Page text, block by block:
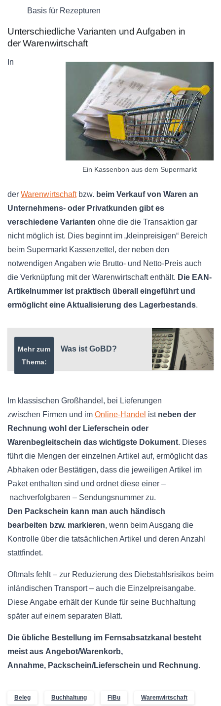
Basis für Rezepturen
Unterschiedliche Varianten und Aufgaben in
derWarenwirtschaft
Ein Kassenbon aus dem Supermarkt
In
der Warenwirtschaft bzw. beim Verkauf von Waren an
Unternehmens- oder Privatkunden gibt es
verschiedene Varianten ohne die die Transaktion gar
nicht möglich ist. Dies beginnt im „kleinpreisigen“ Bereich
beim Supermarkt Kassenzettel, der neben den
notwendigen Angaben wie Brutto- und Netto-Preis auch
die Verknüpfung mit der Warenwirtschaftenthält. Die EAN-
Artikelnummer ist praktisch überall eingeführt und
ermöglicht eine Aktualisierung des Lagerbestands.
Mehr zum
Thema:
Was ist GoBD?
Im klassischen Großhandel, bei Lieferungen
zwischen Firmen und im Online-Handel ist neben der
Rechnung wohl der Lieferschein oder
Warenbegleitschein das wichtigste Dokument. Dieses
führt die Mengen der einzelnen Artikel auf, ermöglicht das
Abhaken oder Bestätigen, dass die jeweiligen Artikel im
Paket enthalten sind und ordnet diese einer –
nachverfolgbaren – Sendungsnummer zu.
Den Packschein kann man auch händisch
bearbeiten bzw. markieren, wenn beim Ausgang die
Kontrolle über die tatsächlichen Artikel und deren Anzahl
stattfindet.
Oftmals fehlt – zur Reduzierung des Diebstahlsrisikos beim
inländischen Transport – auch die Einzelpreisangabe.
Diese Angabe erhält der Kunde für seine Buchhaltung
später auf einem separaten Blatt.
Die übliche Bestellung im Fernsabsatzkanal
besteht
meist aus Angebot/Warenkorb,
Annahme, Packschein/Lieferschein und Rechnung.
Beleg Buchhaltung FiBu Warenwirtschaft